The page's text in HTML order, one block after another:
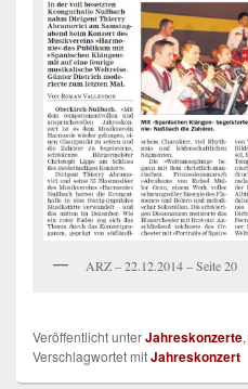
ARZ – 22.12.2014 – Seite 20
Veröffentlicht unterJahreskonzerte,
Verschlagwortet mitJahreskonzert